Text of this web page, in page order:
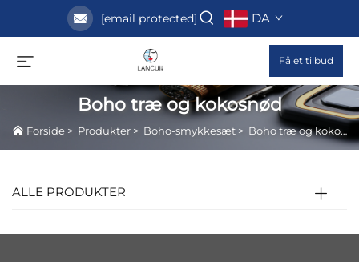
[email protected] DA
Få et tilbud
Boho træ og kokosnød
Forside > Produkter > Boho-smykkesæt > Boho træ og kokosnød
ALLE PRODUKTER